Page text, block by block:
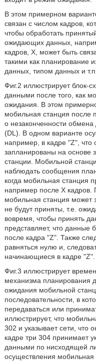
В этом примерном
связан с числом кадров,
чтобы обработать
ожидающих данных,
кадров, X, может быть
такими как планирование
данных, типом данных и т.п.
Фиг.2 иллюстрирует блок-
данными после того, как
ожидания. В этом
мобильная станция после
о незаконченности
(DL). В одном варианте
например, в кадре "Z",
запланированы на основе
станции. Мобильной
наблюдать сообщения
когда мобильная станция
например после X
мобильная станция может
не будут приняты, т.е.
вовремя, чтобы принять
представляет, что данные
после кадра "Z". Также
равняться нулю и,
начинающиеся в кадре "Z".
Фиг.3 иллюстрирует
механизма планирования
ожидания мобильной
последовательности, в
передаваться или
иллюстрирует, что
302 и указывает сети, что
кадре три 304 принимает
данными по нисходящей
осуществления мобильная